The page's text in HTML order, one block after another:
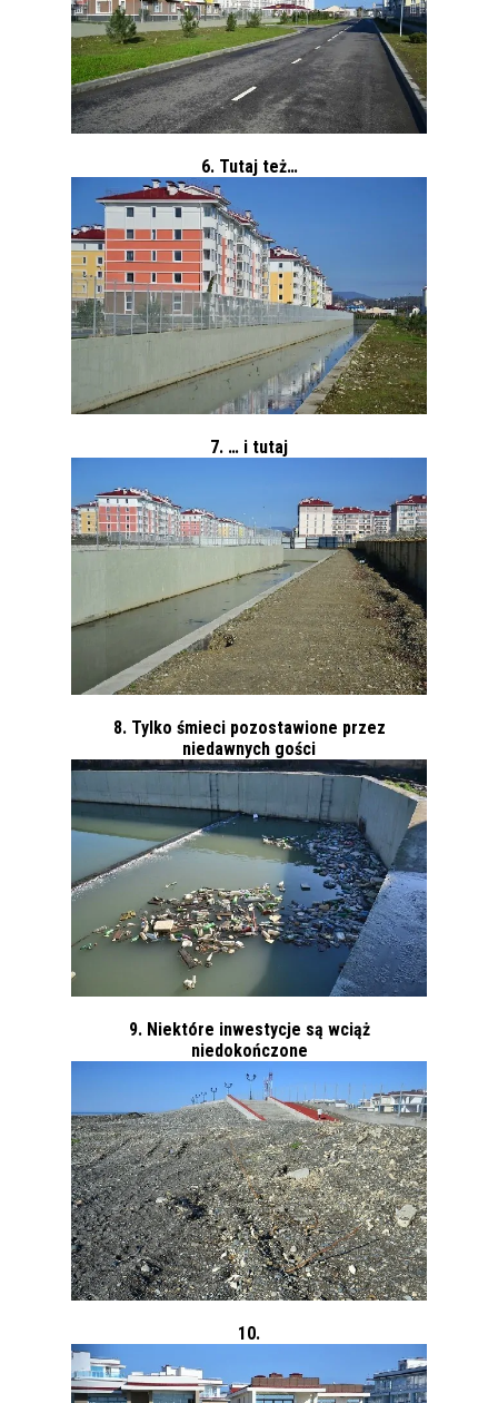
6. Tutaj też…
7. … i tutaj
8. Tylko śmieci pozostawione przez
niedawnych gości
9. Niektóre inwestycje są wciąż
niedokończone
10.